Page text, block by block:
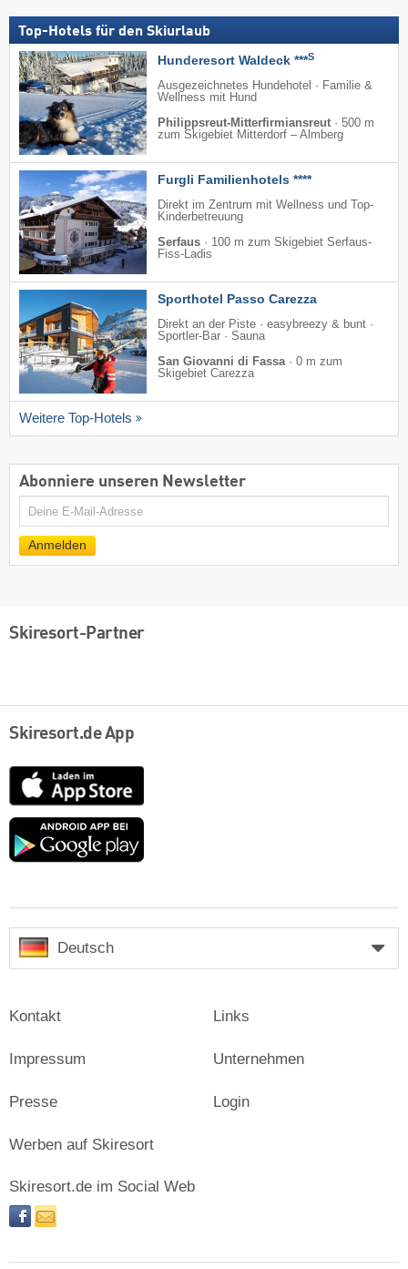
Top-Hotels für den Skiurlaub
Hunderesort Waldeck ***S
Ausgezeichnetes Hundehotel · Familie &
Wellness mit Hund
Philippsreut-Mitterfirmiansreut · 500 m
zum Skigebiet Mitterdorf – Almberg
Furgli Familienhotels ****
Direkt im Zentrum mit Wellness und Top-
Kinderbetreuung
Serfaus · 100 m zum Skigebiet Serfaus-
Fiss-Ladis
Sporthotel Passo Carezza
Direkt an der Piste · easybreezy & bunt ·
Sportler-Bar · Sauna
San Giovanni di Fassa · 0 m zum
Skigebiet Carezza
Weitere Top-Hotels
Abonniere unseren Newsletter
E-
Anmelden
Skiresort-Partner
Skiresort.de App
App
Store
Google
Deutsch
Kontakt
Impressum
Presse
Links
Unternehmen
Login
Werben auf Skiresort
Skiresort.de im Social Web
facebooknewsletter